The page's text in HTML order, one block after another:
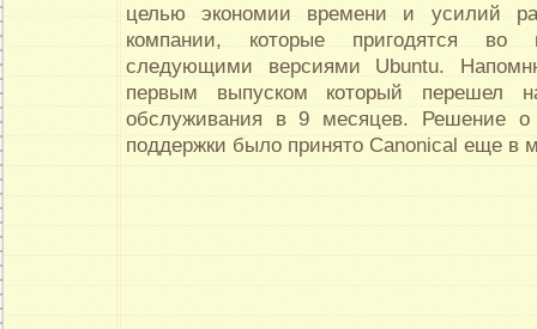
целью экономии времени и усилий
компании, которые пригодятся
следующими версиями Ubuntu.
первым выпуском который перешел
обслуживания в 9 месяцев. Решение о
поддержки было принято Canonical еще в